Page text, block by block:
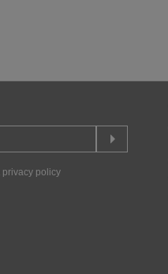
privacy policy